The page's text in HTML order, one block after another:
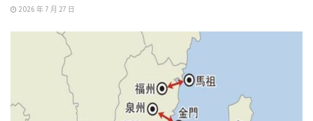
2026 年 7 月 27 日